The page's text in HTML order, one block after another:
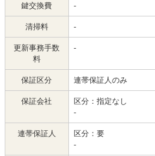
鍵交換費 -
清掃料 -
更新事務手数
料
-
保証区分 連帯保証人のみ
保証会社
区分：指定なし
-
連帯保証人
区分：要
-